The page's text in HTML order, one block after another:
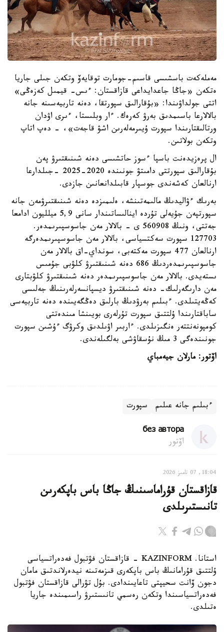
مەملەكەت باسشىسى قاسىم-جومارت توقايەۆ وتكەن جىلى جاريا
ەتكەن «جاڭا جاعدايداعى قازاقستان: ءىس- قيمىل كەزەڭى»
اتتى جولداۋىندا: «بۇقارالىق سپورتقا، دەنە تاربيەسىنە جانە
بالالارعا باسىمدىق بەرۋ كەرەك. ءار وبلىستا، ءىرى اۋدان
ورتالىقتارىندا سپورت ۇيىرمەلەرىن اشۋ قاجەت»، - دەپ اتاپ
وتكەن بولاتىن.
ال پرەزيدەنت باسپا ءسوز حاتشىسى دەنە شىنىقتىرۋ پەن
بۇقارالىق سپورتتى دامىتۋ جونىندە 2020-2025 -جىلدارعا
ارنالعان كەشەندى جوسپار قابىلدانعانىن جازدى.
بەرىك ءۋاليدىڭ مالىمەتىنشە، ەلىمىزدە دەنە شىنىقتىرۋمەن جانە
سپورتپەن جۇيەلى تۇردە اينالىساتىندار سانى 5,9 ميلليون ادامعا
جەتتى، ونىڭ 560908 ى - بالالار مەن جاسوسپىرىمدەر.
127703 سپورت سەكتسياسى، بالالار مەن جاسوسپىرىمدەرگە
ارنالعان 477 سپورت مەكتەبى، سونداي-اق بالالار مەن
جاسوسپىرىمدەردىڭ 686 دەنە شىنىقتىرۋ كلۋبى جۇمىس
ىستەيدى. بالالار مەن جاسوسپىرىمدەر دەنە شىنىقتىرۋ كلۋبتارى
مەن دارىگەرلىك- دەنە شىنىقتىرۋ ديسپانسەرلەرىنىڭ جەلىسى
كەڭەيتىلدى. ءبىلىم بەرۋدىڭ بارلىق دەڭگەيىندە دەنە تاربيەسى
ساباقتارىندا ۇلتتىق سپورت تۇرلەرى بويىنشا مىندەتتى
كومپونەنتتەر ەنگىزىلدى. ءاربىر اۋىلدىق وكرۋگ ءۇشىن سپورت
جونىندەگى 3 مىڭ نۇسقاۋشى بەلگىلەندى.
اۆتور: مارلان جيەمباي
ءبىلىم جانە عىلىم سپورت
без автора
اۆتور
18:04, 07 تامىز 2026
قازاقستان قۇراماسىنىڭ جاڭا باس باپكەرىن
تانىستىرىلدى
استانا. KAZINFORM - قازاقستان فۋتبول فەدەراتسياسى
ۇلتتىق قۇرامانىڭ باس باپكەرى قىزمەتىنە نيدەرلاندتىق مامان
دجون ۆانت سحيپتى تاعايىندادى. بۇل تۋرالى قازاقستان فۋتبول
فەدەراتسياسىندا وتكەن رەسمي تانىستىرۋ راسىمىندە جاريا
ەتىلدى.